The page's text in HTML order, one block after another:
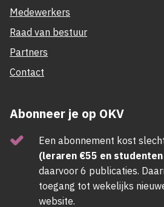
Medewerkers
Raad van bestuur
Partners
Contact
Abonneer je op OKV
Een abonnement kost
(leraren €55 en
daarvoor 6 publicaties.
toegang tot wekelijks
website.